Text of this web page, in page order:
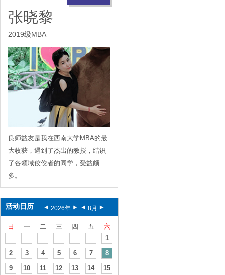
张晓黎
2019级MBA
良师益友是我在西南大学MBA的最
大收获，遇到了杰出的教授，结识
了各领域佼佼者的同学，受益颇
多。
活动日历 2026年 8月
日 一 二 三 四 五
六
1
2
3 4 5 6 7
8
9
10 11 12 13 14
15